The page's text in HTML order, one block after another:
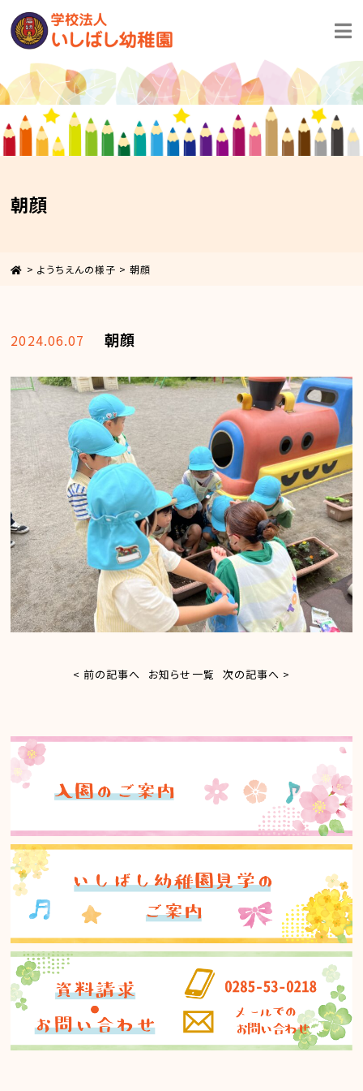
朝顔
> ようちえんの様子 >朝顔
2024.06.07 朝顔
< 前の記事へ お知らせ一覧 次の記事へ >